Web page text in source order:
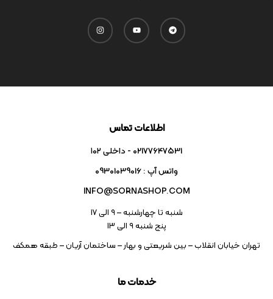
خدمات ما
اطلاعات تماس
02177647531 - داخلی ۱۰۲
واتس آپ : 09301039016
INFO@SORNASHOP.COM
شنبه تا چهارشنبه – ۹ الی 17
پنج شنبه ۹ الی 13
تهران خیابان انقلاب – بین شریعتی و بهار – ساختمان آریان – طبقه همکف